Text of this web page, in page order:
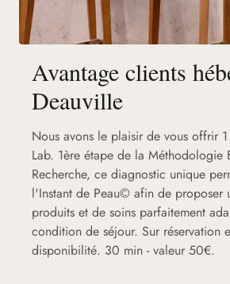
Avantage clients
Deauville
Nous avons le plaisir de vous offrir
Lab. 1ère étape de la Méthodologie
Recherche, ce diagnostic unique
l'Instant de Peau© afin de proposer
produits et de soins parfaitement
condition de séjour. Sur réservation
disponibilité. 30 min - valeur 50€.